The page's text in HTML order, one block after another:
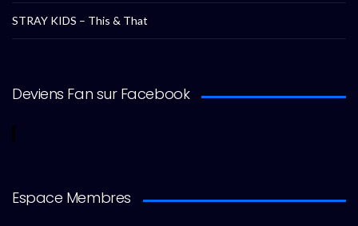
STRAY KIDS – This & That
Deviens Fan sur Facebook
Espace Membres